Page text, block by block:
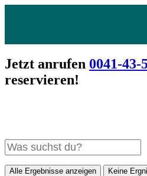
Jetzt anrufen 0041-43-
reservieren!
Alle Ergebnisse anzeigen Keine